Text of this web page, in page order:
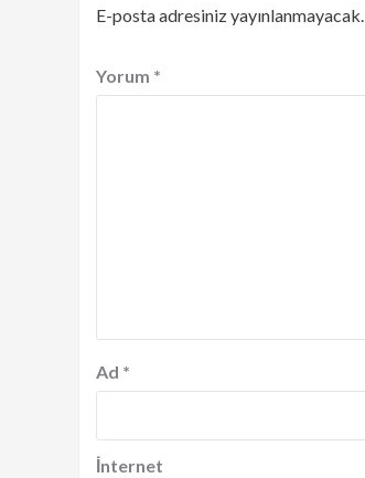
E-posta adresiniz yayınlanmayacak.
Yorum *
Ad *
İnternet